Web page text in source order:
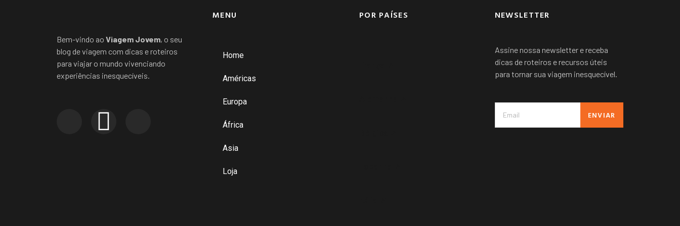
Bem-vindo ao Viagem Jovem, o seu
blog de viagem com dicas e roteiros
para viajar o mundo vivenciando
experiências inesquecíveis.
MENU
Home
Américas
Europa
África
Asia
Loja
POR PAÍSES NEWSLETTER
Assine nossa newsletter e receba
dicas de roteiros e recursos úteis
para tornar sua viagem inesquecível.
ENVIAR